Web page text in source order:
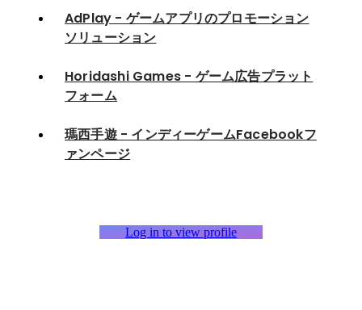
AdPlay - ゲームアプリのプロモーション
ソリューション
Horidashi Games - ゲーム広告プラット
フォーム
瑪西手遊 - インディーゲームFacebookフ
ァンページ
Log in to view profile